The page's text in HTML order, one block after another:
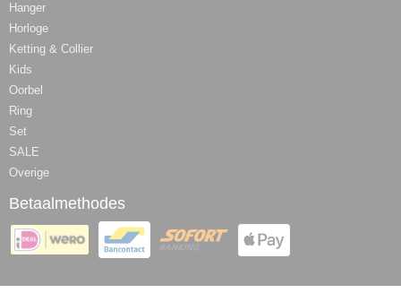
Hanger
Horloge
Ketting & Collier
Kids
Oorbel
Ring
Set
SALE
Overige
Betaalmethodes